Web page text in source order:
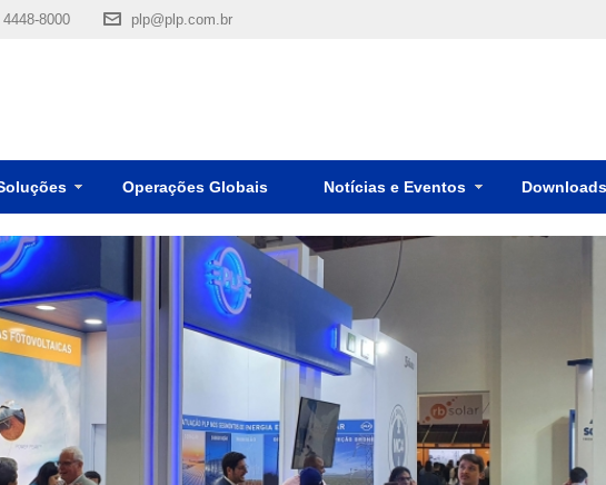
4448-8000 plp@plp.com.br
Operações Globais Notícias e Eventos Downloads